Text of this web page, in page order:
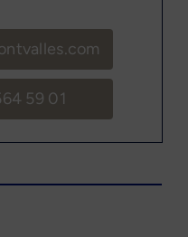
59 01